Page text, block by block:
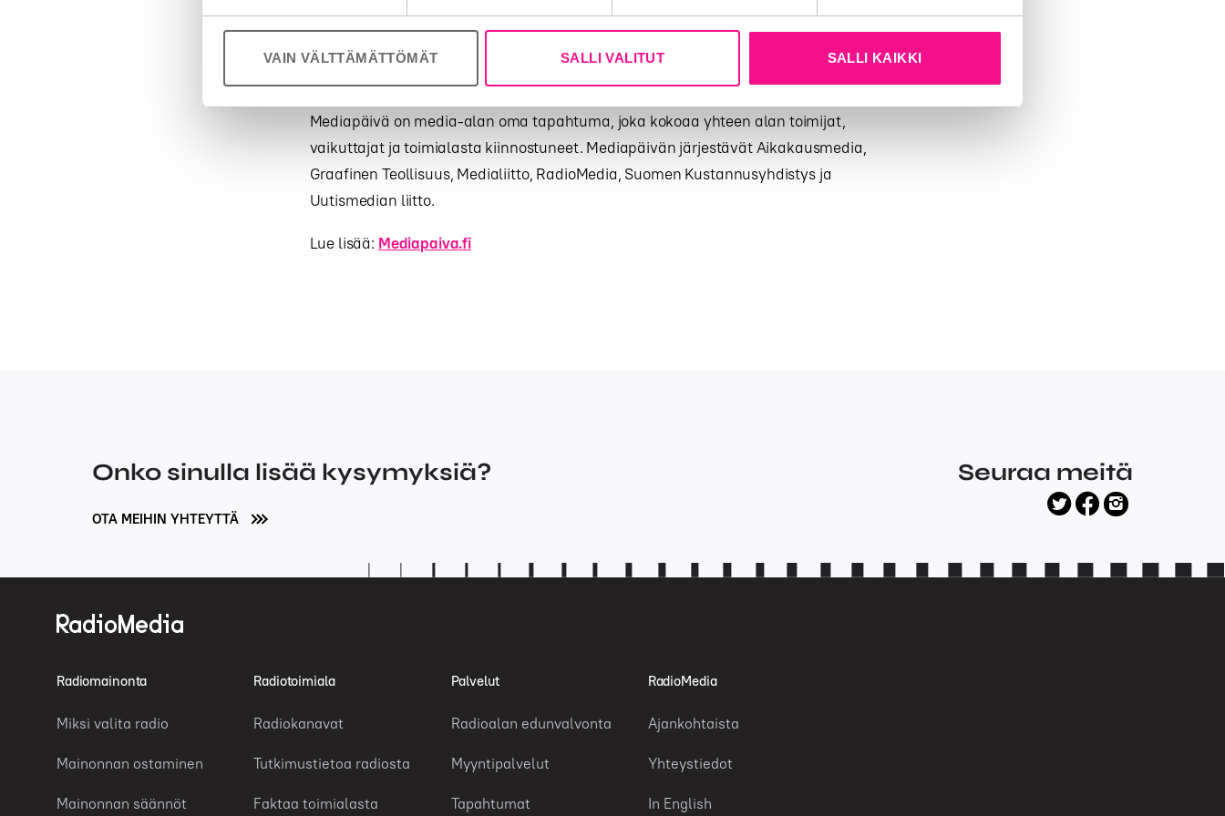
VAIN VÄLTTÄMÄTTÖMÄT SALLI VALITUT SALLI KAIKKI
ILMOITTAUDU ENNAKKOHINNALLA
Mediapäivä on media-alan oma tapahtuma, joka kokoaa yhteen alan toimijat,
vaikuttajat ja toimialasta kiinnostuneet. Mediapäivän järjestävät Aikakausmedia,
Graafinen Teollisuus, Medialiitto, RadioMedia, Suomen Kustannusyhdistys ja
Uutismedian liitto.
Lue lisää: Mediapaiva.fi
Onko sinulla lisää kysymyksiä?
OTA MEIHIN YHTEYTTÄ
Seuraa meitä
twitter
facebook
instagram
Radiomainonta
Miksi valita radio
Mainonnan ostaminen
Mainonnan säännöt
Radiotoimiala
Radiokanavat
Tutkimustietoa radiosta
Faktaa toimialasta
Palvelut
Radioalan edunvalvonta
Myyntipalvelut
Tapahtumat
RadioMedia
Ajankohtaista
Yhteystiedot
In English